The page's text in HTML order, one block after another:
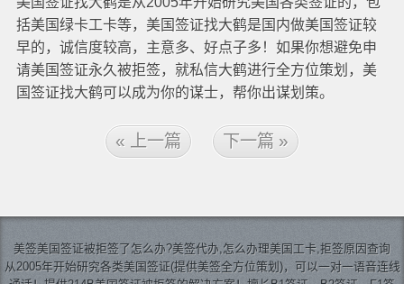
括美国绿卡工卡等，美国签证找大鹤是国内做美国签证较
早的，诚信度较高，主意多、好点子多！如果你想避免申
请美国签证永久被拒签，就私信大鹤进行全方位策划，美
国签证找大鹤可以成为你的谋士，帮你出谋划策。
« 上一篇 下一篇 »
美签美国签证被拒签了怎么办?美签代办,怎么办理美国工卡,拒签原因查询
从2005年开始研究各类美国签证(提供美签全方位策划)，可以一对一语音连线